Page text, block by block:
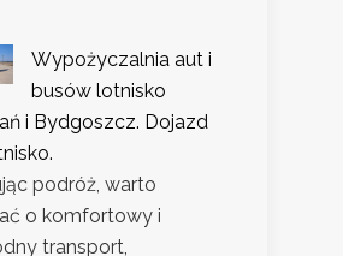
Wypożyczalnia aut i
busów lotnisko
i Bydgoszcz. Dojazd
podróż, warto
o komfortowy i
transport,